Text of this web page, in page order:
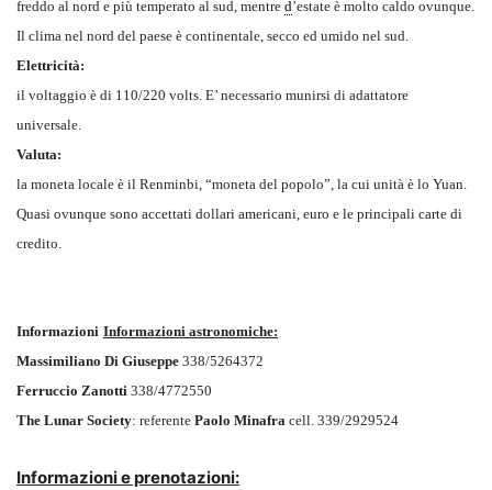
freddo al nord e più temperato al sud, mentre d’estate è molto caldo ovunque.
Il clima nel nord del paese è continentale, secco ed umido nel sud.
Elettricità:
il voltaggio è di 110/220 volts. E’ necessario munirsi di adattatore
universale.
Valuta:
la moneta locale è il Renminbi, “moneta del popolo”, la cui unità è lo Yuan.
Quasi ovunque sono accettati dollari americani, euro e le principali carte di
credito.
Informazioni Informazioni astronomiche:
Massimiliano Di Giuseppe 338/5264372
Ferruccio Zanotti 338/4772550
The Lunar Society: referente Paolo Minafra cell. 339/2929524
Informazioni e prenotazioni: